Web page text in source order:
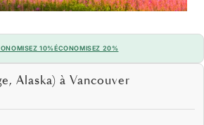
10%ÉCONOMISEZ 20%
Alaska) à Vancouver